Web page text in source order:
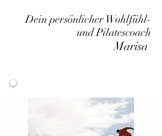
Dein persönlicher Wohlfühl-
und Pilatescoach
Marisa